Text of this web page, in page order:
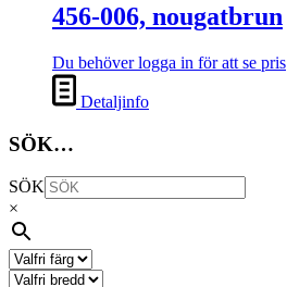
456-006, nougatbrun
Du behöver logga in för att se pris
Detaljinfo
SÖK…
SÖK
×